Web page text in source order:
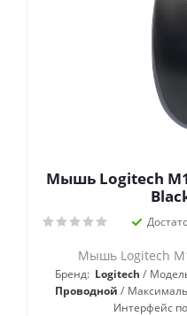
Мышь Logitech
Мышь Logitech
Бренд: Logitech
Проводной
Интерфейс